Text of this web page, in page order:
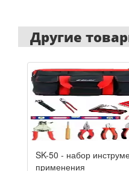
Другие
SK-50 - набор
применения